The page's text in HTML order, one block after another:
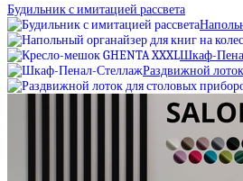
Будильник с имитацией рассвета
Шкаф-
Раздвижной